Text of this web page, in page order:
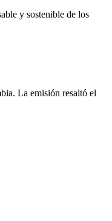
y sostenible de los
La emisión resaltó el